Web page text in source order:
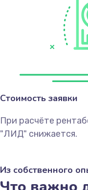
Стоимость заявки
При расчёте
"ЛИД" снижается.
Из собственного